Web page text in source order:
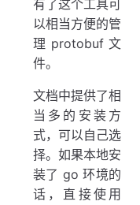
有了这个工具可
以相当方便的管
理 protobuf 文
件。
文档中提供了相
当多的安装方
式，可以自己选
择。如果本地安
装了 go 环境的
话，直接使用